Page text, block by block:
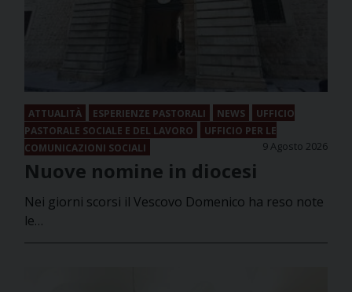
ATTUALITÀ ESPERIENZE PASTORALI NEWS
UFFICIO
PASTORALE SOCIALE E DEL LAVORO
UFFICIO PER LE
COMUNICAZIONI SOCIALI
9 Agosto 2026
Nuove nomine in diocesi
Nei giorni scorsi il Vescovo Domenico ha reso note
le…